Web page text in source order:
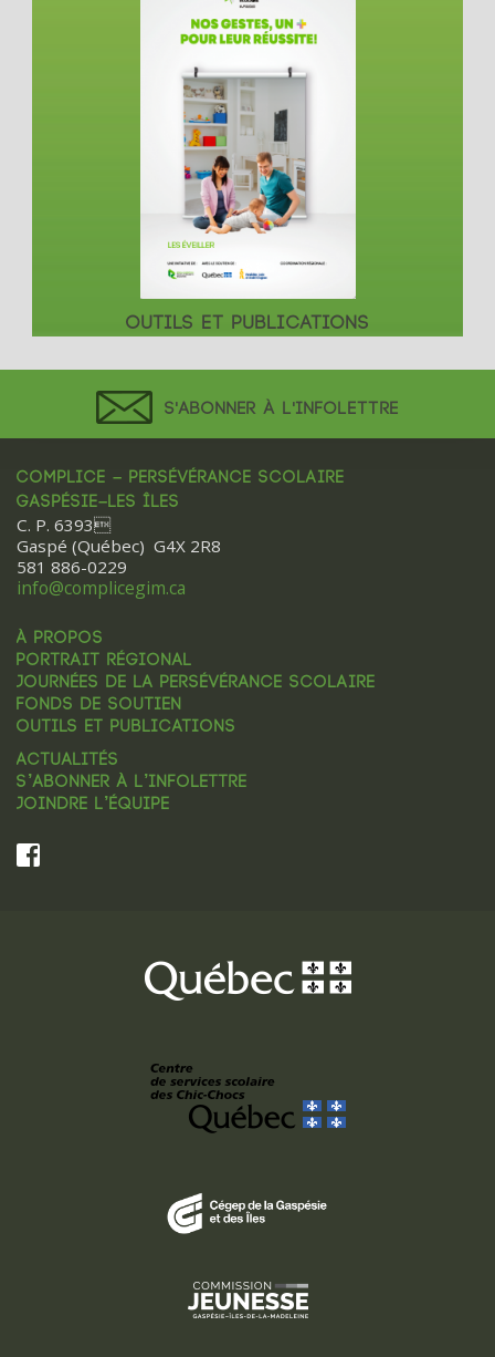
OUTILS ET PUBLICATIONS
S'ABONNER À L'INFOLETTRE
COMPLICE – PERSÉVÉRANCE SCOLAIRE
GASPÉSIE–LES ÎLES
C. P. 6393
Gaspé (Québec) G4X 2R8
581 886-0229
info@complicegim.ca
À PROPOS
PORTRAIT RÉGIONAL
JOURNÉES DE LA PERSÉVÉRANCE SCOLAIRE
FONDS DE SOUTIEN
OUTILS ET PUBLICATIONS
ACTUALITÉS
S’ABONNER À L’INFOLETTRE
JOINDRE L’ÉQUIPE